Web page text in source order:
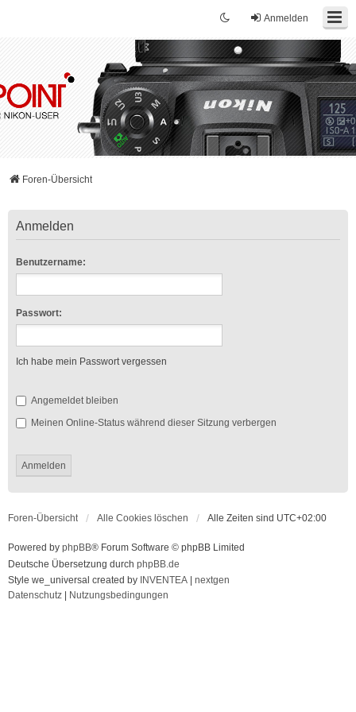
Anmelden
Foren-Übersicht
Anmelden
Benutzername:
Passwort:
Ich habe mein Passwort vergessen
Angemeldet bleiben
Meinen Online-Status während dieser Sitzung verbergen
Foren-Übersicht Alle Cookies löschen Alle Zeiten sind UTC+02:00
Powered by phpBB® Forum Software © phpBB Limited
Deutsche Übersetzung durch phpBB.de
Style we_universal created by INVENTEA
nextgen
Datenschutz
Nutzungsbedingungen